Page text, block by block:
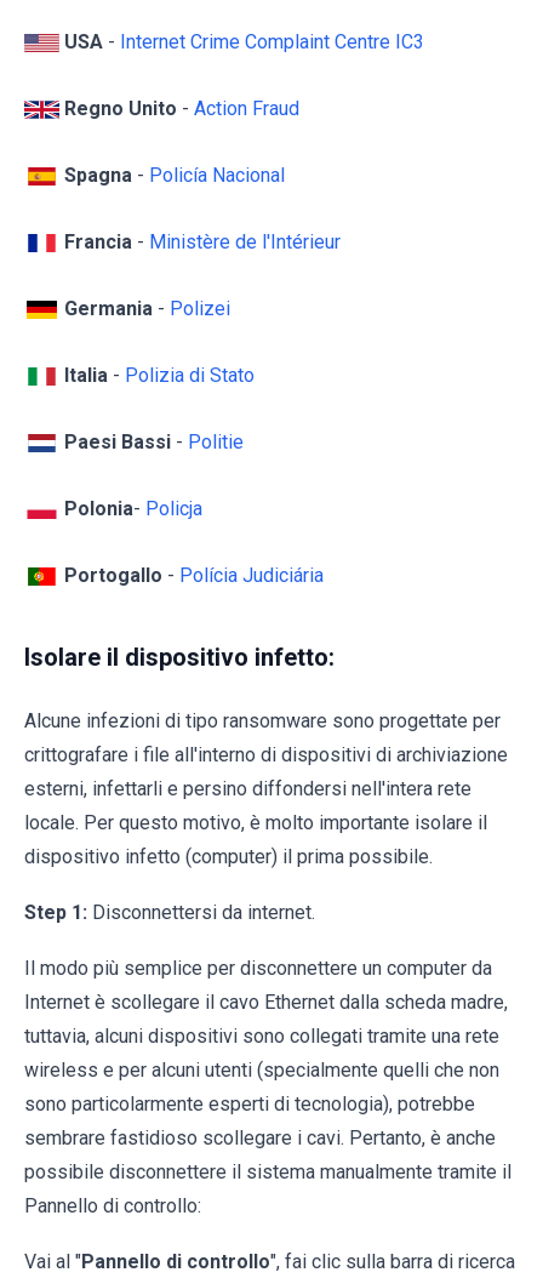
USA - Internet Crime Complaint Centre IC3
Regno Unito - Action Fraud
Spagna - Policía Nacional
Francia - Ministère de l'Intérieur
Germania - Polizei
Italia - Polizia di Stato
Paesi Bassi - Politie
Polonia- Policja
Portogallo - Polícia Judiciária
Isolare il dispositivo infetto:
Alcune infezioni di tipo ransomware sono progettate per
crittografare i file all'interno di dispositivi di archiviazione
esterni, infettarli e persino diffondersi nell'intera rete
locale. Per questo motivo, è molto importante isolare il
dispositivo infetto (computer) il prima possibile.
Step 1: Disconnettersi da internet.
Il modo più semplice per disconnettere un computer da
Internet è scollegare il cavo Ethernet dalla scheda madre,
tuttavia, alcuni dispositivi sono collegati tramite una rete
wireless e per alcuni utenti (specialmente quelli che non
sono particolarmente esperti di tecnologia), potrebbe
sembrare fastidioso scollegare i cavi. Pertanto, è anche
possibile disconnettere il sistema manualmente tramite il
Pannello di controllo:
Vai al "Pannello di controllo", fai clic sulla barra di ricerca